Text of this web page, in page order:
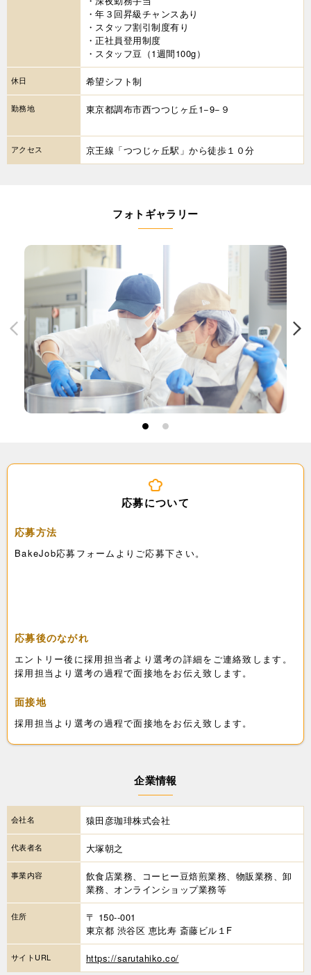
・年３回昇級チャンスあり
・スタッフ割引制度有り
・正社員登用制度
・スタッフ豆（1週間100g）
休日 希望シフト制
勤務地 東京都調布市西つつじヶ丘1−9−９
アクセス 京王線「つつじヶ丘駅」から徒歩１０分
フォトギャラリー
1 2
応募について
応募方法
BakeJob応募フォームよりご応募下さい。
応募後のながれ
エントリー後に採用担当者より選考の詳細をご連絡致します。
採用担当より選考の過程で面接地をお伝え致します。
面接地
採用担当より選考の過程で面接地をお伝え致します。
企業情報
会社名 猿田彦珈琲株式会社
代表者名 大塚朝之
事業内容
飲食店業務、コーヒー豆焙煎業務、物販業務、卸
業務、オンラインショップ業務等
住所
〒 150--001
東京都 渋谷区 恵比寿 斎藤ビル１F
サイトURL https://sarutahiko.co/